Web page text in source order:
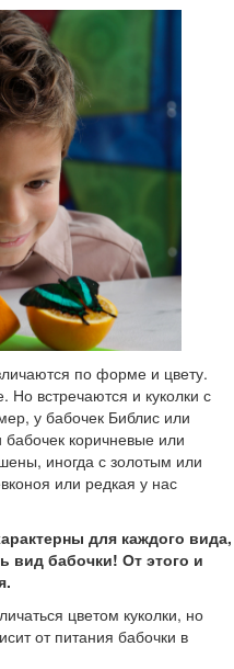
по форме и цвету.
встречаются и куколки с
у бабочек Библис или
коричневые или
иногда с золотым или
или редкая у нас
для каждого вида,
вид бабочки! От этого и
цветом куколки, но
от питания бабочки в